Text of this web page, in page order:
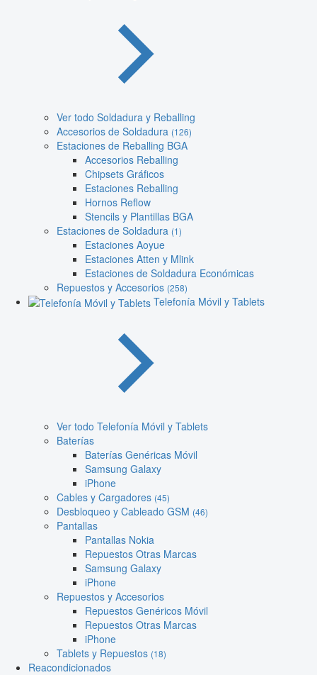
Ver todo Soldadura y Reballing
Accesorios de Soldadura (126)
Estaciones de Reballing BGA
Accesorios Reballing
Chipsets Gráficos
Estaciones Reballing
Hornos Reflow
Stencils y Plantillas BGA
Estaciones de Soldadura (1)
Estaciones Aoyue
Estaciones Atten y Mlink
Estaciones de Soldadura Económicas
Repuestos y Accesorios (258)
Telefonía Móvil y Tablets
Ver todo Telefonía Móvil y Tablets
Baterías
Baterías Genéricas Móvil
Samsung Galaxy
iPhone
Cables y Cargadores (45)
Desbloqueo y Cableado GSM (46)
Pantallas
Pantallas Nokia
Repuestos Otras Marcas
Samsung Galaxy
iPhone
Repuestos y Accesorios
Repuestos Genéricos Móvil
Repuestos Otras Marcas
iPhone
Tablets y Repuestos (18)
Reacondicionados